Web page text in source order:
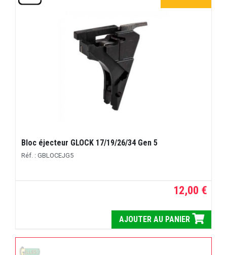
Bloc éjecteur GLOCK 17/19/26/34 Gen 5
Réf. : GBLOCEJG5
12,00 €
AJOUTER AU PANIER